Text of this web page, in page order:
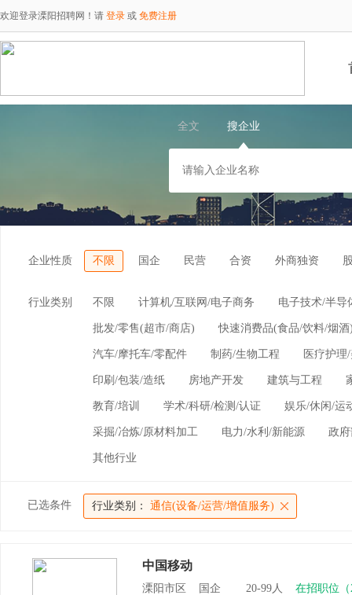
欢迎登录溧阳招聘网！请 登录 或 免费注册
全文 搜企业
企业性质 不限 国企 民营 合资 外商独资
行业类别 不限 计算机/互联网/电子商务 电子技术/半导
批发/零售(超市/商店) 快速消费品(食品/饮料/烟酒
汽车/摩托车/零配件 制药/生物工程 医疗护理
印刷/包装/造纸 房地产开发 建筑与工程
教育/培训 学术/科研/检测/认证 娱乐/休闲/运
采掘/冶炼/原材料加工 电力/水利/新能源 政
其他行业
已选条件 行业类别： 通信(设备/运营/增值服务)
中国移动
溧阳市区 国企 20-99人 在招职位（